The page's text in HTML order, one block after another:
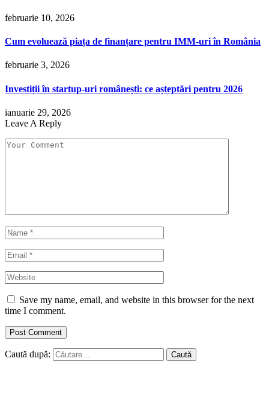
februarie 10, 2026
Cum evoluează piața de finanțare pentru IMM-uri în România
februarie 3, 2026
Investiții în startup-uri românești: ce așteptări pentru 2026
ianuarie 29, 2026
Leave A Reply
Save my name, email, and website in this browser for the next
time I comment.
Caută după: